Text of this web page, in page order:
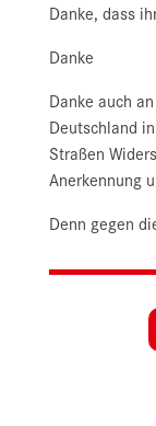
Danke, dass
Danke
Danke auch
Deutschland
Straßen
Anerkennung
Denn gegen